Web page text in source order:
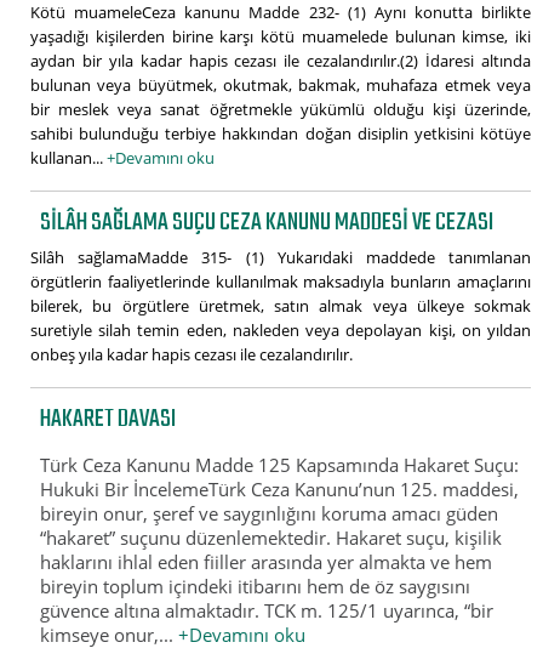
Kötü muameleCeza kanunu Madde 232- (1) Aynı konutta birlikte
yaşadığı kişilerden birine karşı kötü muamelede bulunan kimse, iki
aydan bir yıla kadar hapis cezası ile cezalandırılır.(2) İdaresi altında
bulunan veya büyütmek, okutmak, bakmak, muhafaza etmek veya
bir meslek veya sanat öğretmekle yükümlü olduğu kişi üzerinde,
sahibi bulunduğu terbiye hakkından doğan disiplin yetkisini kötüye
kullanan...+Devamını oku
SILÂH SAĞLAMA SUÇU CEZA KANUNU MADDESI VE CEZASI
Silâh sağlamaMadde 315- (1) Yukarıdaki maddede tanımlanan
örgütlerin faaliyetlerinde kullanılmak maksadıyla bunların amaçlarını
bilerek, bu örgütlere üretmek, satın almak veya ülkeye sokmak
suretiyle silah temin eden, nakleden veya depolayan kişi, on yıldan
onbeş yıla kadar hapis cezası ile cezalandırılır.
HAKARET DAVASI
Türk Ceza Kanunu Madde 125 Kapsamında Hakaret Suçu:
Hukuki Bir İncelemeTürk Ceza Kanunu’nun 125. maddesi,
bireyin onur, şeref ve saygınlığını koruma amacı güden
“hakaret” suçunu düzenlemektedir. Hakaret suçu, kişilik
haklarını ihlal eden fiiller arasında yer almakta ve hem
bireyin toplum içindeki itibarını hem de öz saygısını
güvence altına almaktadır. TCK m. 125/1 uyarınca, “bir
kimseye onur,...+Devamını oku